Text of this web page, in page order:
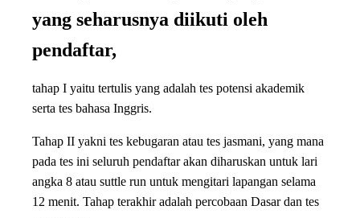
yang seharusnya diikuti oleh
pendaftar,
tahap I yaitu tertulis yang adalah tes potensi akademik
serta tes bahasa Inggris.
Tahap II yakni tes kebugaran atau tes jasmani, yang mana
pada tes ini seluruh pendaftar akan diharuskan untuk lari
angka 8 atau suttle run untuk mengitari lapangan selama
12 menit. Tahap terakhir adalah percobaan Dasar dan tes